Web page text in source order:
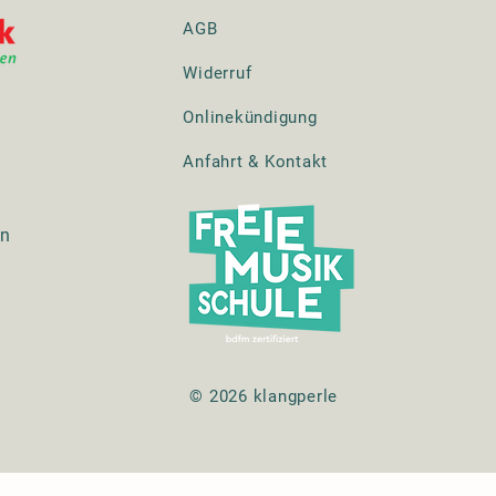
AGB
Widerruf
Onlinekündigung
Anfahrt & Kontakt
© 2026 klangperle